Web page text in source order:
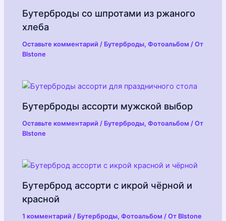
Бутерброды со шпротами из ржаного
хлеба
Оставьте комментарий / Бутерброды,Фотоальбом / От
Blstone
Бутерброды ассорти мужской выбор
Оставьте комментарий / Бутерброды,Фотоальбом / От
Blstone
Бутерброд ассорти с икрой чёрной и
красной
1 комментарий / Бутерброды,Фотоальбом / От Blstone